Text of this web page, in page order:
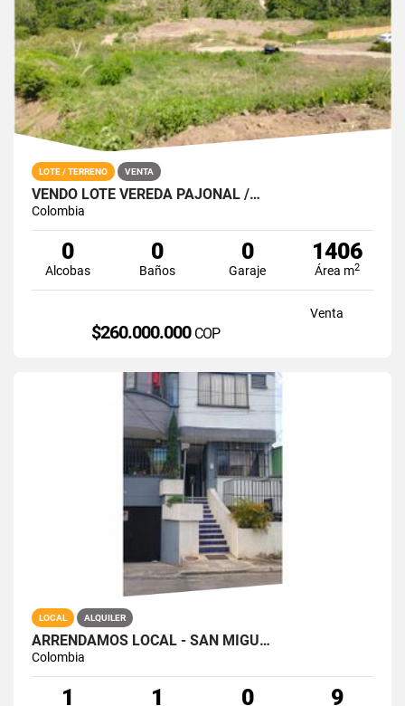
LOTE / TERRENO VENTA
VENDO LOTE VEREDA PAJONAL /…
Colombia
0
Alcobas
0
Baños
0
Garaje
1406
Área m2
Venta
$260.000.000 COP
LOCAL ALQUILER
ARRENDAMOS LOCAL - SAN MIGU…
Colombia
1 1 0 9